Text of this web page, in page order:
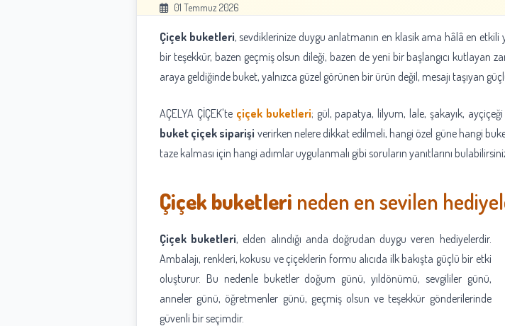
01 Temmuz 2026
Çiçek buketleri, sevdiklerinize duygu anlatmanın en klasik ama hâlâ en
bir teşekkür, bazen geçmiş olsun dileği, bazen de yeni bir başlangıcı
araya geldiğinde buket, yalnızca güzel görünen bir ürün değil, mesajı taşıyan
AÇELYA ÇİÇEK'te çiçek buketleri; gül, papatya, lilyum, lale, şakayık,
buket çiçek siparişi verirken nelere dikkat edilmeli, hangi özel güne hangi
taze kalması için hangi adımlar uygulanmalı gibi soruların yanıtlarını
Çiçek buketleri neden en sevilen
Çiçek buketleri, elden alındığı anda doğrudan duygu veren hediyelerdir.
Ambalajı, renkleri, kokusu ve çiçeklerin formu alıcıda ilk bakışta güçlü bir etki
oluşturur. Bu nedenle buketler doğum günü, yıldönümü, sevgililer günü,
anneler günü, öğretmenler günü, geçmiş olsun ve teşekkür gönderilerinde
güvenli bir seçimdir.